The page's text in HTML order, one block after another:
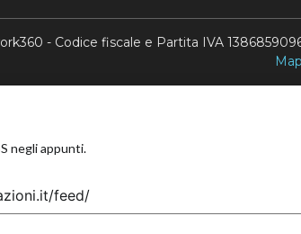
- Codice fiscale e Partita IVA
negli appunti.